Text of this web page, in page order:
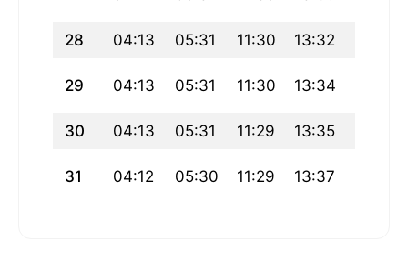
28 04:13 05:31 11:30 13:32
29 04:13 05:31 11:30 13:34
30 04:13 05:31 11:29 13:35
31 04:12 05:30 11:29 13:37